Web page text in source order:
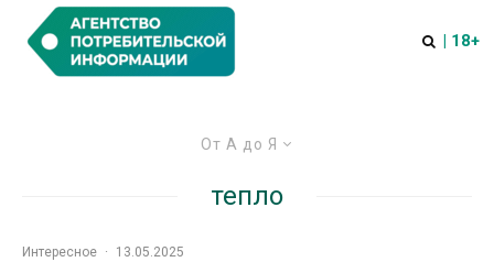
| 18+
От А до Я
тепло
Интересное · 13.05.2025